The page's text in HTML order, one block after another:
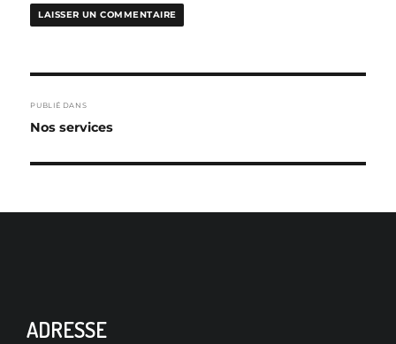
DE
PUBLIÉ DANS
Nos services
ADRESSE